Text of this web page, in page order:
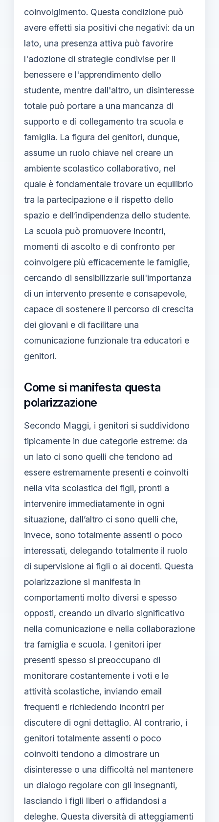
coinvolgimento. Questa condizione può
avere effetti sia positivi che negativi: da un
lato, una presenza attiva può favorire
l'adozione di strategie condivise per il
benessere e l'apprendimento dello
studente, mentre dall'altro, un disinteresse
totale può portare a una mancanza di
supporto e di collegamento tra scuola e
famiglia. La figura dei genitori, dunque,
assume un ruolo chiave nel creare un
ambiente scolastico collaborativo, nel
quale è fondamentale trovare un equilibrio
tra la partecipazione e il rispetto dello
spazio e dell’indipendenza dello studente.
La scuola può promuovere incontri,
momenti di ascolto e di confronto per
coinvolgere più efficacemente le famiglie,
cercando di sensibilizzarle sull'importanza
di un intervento presente e consapevole,
capace di sostenere il percorso di crescita
dei giovani e di facilitare una
comunicazione funzionale tra educatori e
genitori.
Come si manifesta questa
polarizzazione
Secondo Maggi, i genitori si suddividono
tipicamente in due categorie estreme: da
un lato ci sono quelli che tendono ad
essere estremamente presenti e coinvolti
nella vita scolastica dei figli, pronti a
intervenire immediatamente in ogni
situazione, dall’altro ci sono quelli che,
invece, sono totalmente assenti o poco
interessati, delegando totalmente il ruolo
di supervisione ai figli o ai docenti. Questa
polarizzazione si manifesta in
comportamenti molto diversi e spesso
opposti, creando un divario significativo
nella comunicazione e nella collaborazione
tra famiglia e scuola. I genitori iper
presenti spesso si preoccupano di
monitorare costantemente i voti e le
attività scolastiche, inviando email
frequenti e richiedendo incontri per
discutere di ogni dettaglio. Al contrario, i
genitori totalmente assenti o poco
coinvolti tendono a dimostrare un
disinteresse o una difficoltà nel mantenere
un dialogo regolare con gli insegnanti,
lasciando i figli liberi o affidandosi a
deleghe. Questa diversità di atteggiamenti